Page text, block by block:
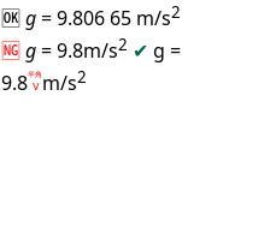
🆗g= 9.806 65 m/s2
🆖g= 9.8m/s2 ✔ g =
9.8 Ⅴ
半角 m/s2